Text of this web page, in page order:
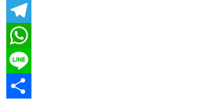
Email
Telegram
WhatsApp
Line